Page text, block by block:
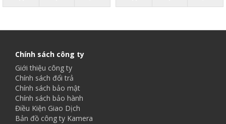
Chính sách công ty
Giới thiệu công ty
Chính sách đổi trả
Chính sách bảo mật
Chính sách bảo hành
Điều Kiện Giao Dịch
Bản đồ công ty Kamera